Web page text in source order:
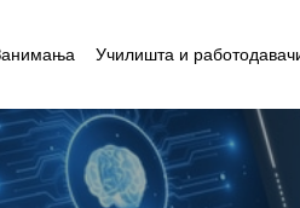
Училишта и